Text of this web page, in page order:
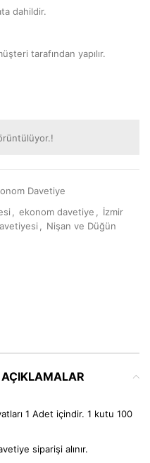
dahildir.
tarafından yapılır.
Davetiye
ekonom davetiye
İzmir
Nişan ve Düğün
AÇIKLAMALAR
1 Adet içindir. 1 kutu 100
siparişi alınır.